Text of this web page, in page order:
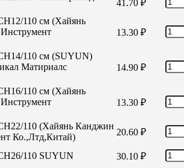
41.70 ₽
110 см (Хайянь
13.30 ₽
110 см (SUYUN)
Матириалс
14.90 ₽
110 см (Хайянь
13.30 ₽
110 (Хайянь Канджин
Ко.,Лтд,Китай)
20.60 ₽
110 SUYUN 30.10 ₽